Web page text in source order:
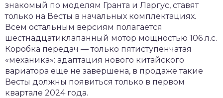
знакомый по моделям Гранта и Ларгус, ставят
только на Весты в начальных комплектациях.
Всем остальным версиям полагается
шестнадцатиклапанный мотор мощностью 106 л.с.
Коробка передач — только пятиступенчатая
«механика»: адаптация нового китайского
вариатора еще не завершена, в продаже такие
Весты должны появиться только в первом
квартале 2024 года.